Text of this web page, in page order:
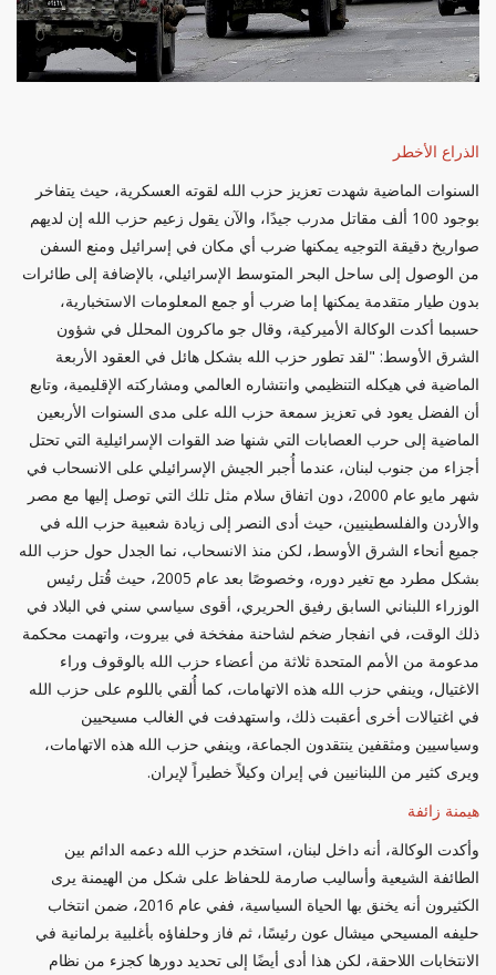
الذراع الأخطر
السنوات الماضية شهدت تعزيز حزب الله لقوته العسكرية، حيث يتفاخر
بوجود 100 ألف مقاتل مدرب جيدًا، والآن يقول زعيم حزب الله إن لديهم
صواريخ دقيقة التوجيه يمكنها ضرب أي مكان في إسرائيل ومنع السفن
من الوصول إلى ساحل البحر المتوسط الإسرائيلي، بالإضافة إلى طائرات
بدون طيار متقدمة يمكنها إما ضرب أو جمع المعلومات الاستخبارية،
حسبما أكدت الوكالة الأميركية، وقال جو ماكرون المحلل في شؤون
الشرق الأوسط: "لقد تطور حزب الله بشكل هائل في العقود الأربعة
الماضية في هيكله التنظيمي وانتشاره العالمي ومشاركته الإقليمية، وتابع
أن الفضل يعود في تعزيز سمعة حزب الله على مدى السنوات الأربعين
الماضية إلى حرب العصابات التي شنها ضد القوات الإسرائيلية التي تحتل
أجزاء من جنوب لبنان، عندما أُجبر الجيش الإسرائيلي على الانسحاب في
شهر مايو عام 2000، دون اتفاق سلام مثل تلك التي توصل إليها مع مصر
والأردن والفلسطينيين، حيث أدى النصر إلى زيادة شعبية حزب الله في
جميع أنحاء الشرق الأوسط، لكن منذ الانسحاب، نما الجدل حول حزب الله
بشكل مطرد مع تغير دوره، وخصوصًا بعد عام 2005، حيث قُتل رئيس
الوزراء اللبناني السابق رفيق الحريري، أقوى سياسي سني في البلاد في
ذلك الوقت، في انفجار ضخم لشاحنة مفخخة في بيروت، واتهمت محكمة
مدعومة من الأمم المتحدة ثلاثة من أعضاء حزب الله بالوقوف وراء
الاغتيال، وينفي حزب الله هذه الاتهامات، كما أُلقي باللوم على حزب الله
في اغتيالات أخرى أعقبت ذلك، واستهدفت في الغالب مسيحيين
وسياسيين ومثقفين ينتقدون الجماعة، وينفي حزب الله هذه الاتهامات،
ويرى كثير من اللبنانيين في إيران وكيلاً خطيراً لإيران.
هيمنة زائفة
وأكدت الوكالة، أنه داخل لبنان، استخدم حزب الله دعمه الدائم بين
الطائفة الشيعية وأساليب صارمة للحفاظ على شكل من الهيمنة يرى
الكثيرون أنه يخنق بها الحياة السياسية، ففي عام 2016، ضمن انتخاب
حليفه المسيحي ميشال عون رئيسًا، ثم فاز وحلفاؤه بأغلبية برلمانية في
الانتخابات اللاحقة، لكن هذا أدى أيضًا إلى تحديد دورها كجزء من نظام